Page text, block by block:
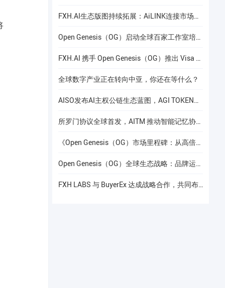
FXH.AI生态版图持续拓展：AiLINK连接市场数据、AI洞察与安全协作
Open Genesis（OG）启动全球百家工作室培养计划
FXH.AI 携手 Open Genesis（OG）推出 Visa 联名实体卡
全球数字产业正在转向中亚，你还在等什么？
AISO发布AI主权公链生态蓝图，AGI TOKEN计划于12月24日上线Gate.io
所罗门协议全球首发，AITM 推动智能记忆协议进入全球协作阶段
《Open Genesis（OG）市场里程碑：从高倍增长到共识流动性的价值重构》
Open Genesis（OG）全球生态战略：品牌运营赋能下的线下共识网络建设
FXH LABS 与 BuyerEx 达成战略合作，共同布局 AI 智能交易新时代